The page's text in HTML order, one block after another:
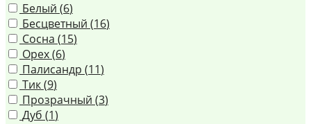
Белый (6)
Бесцветный (16)
Сосна (15)
Орех (6)
Палисандр (11)
Тик (9)
Прозрачный (3)
Дуб (1)